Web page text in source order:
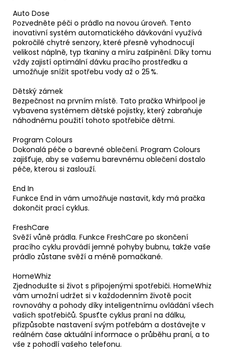
Auto Dose
Pozvedněte péči o prádlo na novou úroveň. Tento
inovativní systém automatického dávkování využívá
pokročilé chytré senzory, které přesně vyhodnocují
velikost náplně, typ tkaniny a míru zašpinění. Díky tomu
vždy zajistí optimální dávku pracího prostředku a
umožňuje snížit spotřebu vody až o 25 %.
Dětský zámek
Bezpečnost na prvním místě. Tato pračka Whirlpool je
vybavena systémem dětské pojistky, který zabraňuje
náhodnému použití tohoto spotřebiče dětmi.
Program Colours
Dokonalá péče o barevné oblečení. Program Colours
zajišťuje, aby se vašemu barevnému oblečení dostalo
péče, kterou si zaslouží.
End In
Funkce End in vám umožňuje nastavit, kdy má pračka
dokončit prací cyklus.
FreshCare
Svěží vůně prádla. Funkce FreshCare po skončení
pracího cyklu provádí jemné pohyby bubnu, takže vaše
prádlo zůstane svěží a méně pomačkané.
HomeWhiz
Zjednodušte si život s připojenými spotřebiči. HomeWhiz
vám umožní udržet si v každodenním životě pocit
rovnováhy a pohody díky inteligentnímu ovládání všech
vašich spotřebičů. Spusťte cyklus praní na dálku,
přizpůsobte nastavení svým potřebám a dostávejte v
reálném čase aktuální informace o průběhu praní, a to
vše z pohodlí vašeho telefonu.